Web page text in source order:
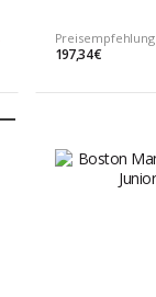
Preisempfehlung
197,34 €